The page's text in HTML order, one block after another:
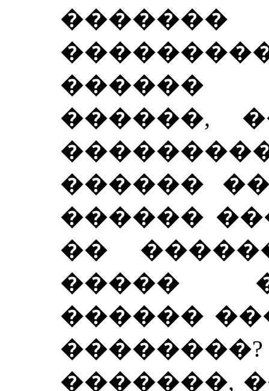
������
������,
������
������
��
�����
������
�������,